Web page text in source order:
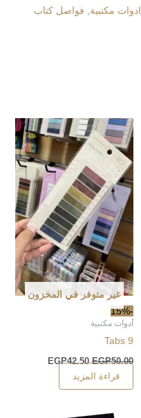
ادوات مكتبية, فواصل كتاب
-15%
غير متوفر في المخزون
أدوات مكتبية
Tabs 9
EGP50.00
EGP42.50
قراءة المزيد